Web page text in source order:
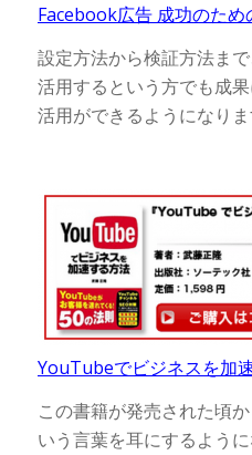
Facebook広告 成功のため
設定方法から検証方法ま
活用するという方でも成
活用ができるようになりま
YouTubeでビジネスを加
この書籍が発売された頃
いう言葉を耳にするよう